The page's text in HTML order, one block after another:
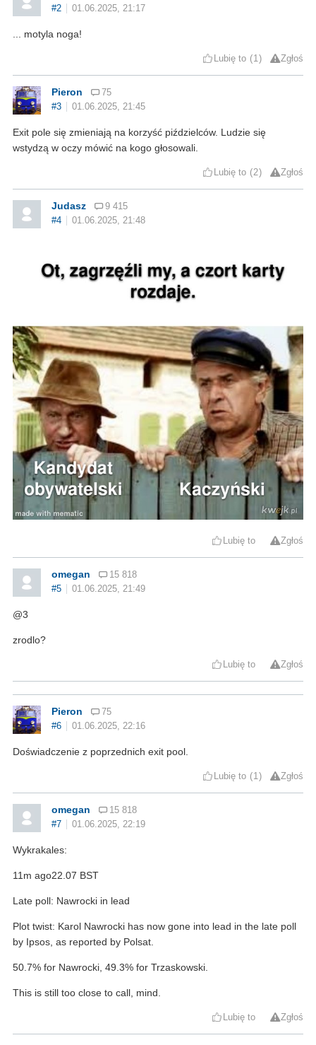
#2
01.06.2025, 21:17
... motyla noga!
Lubię to 1 Zgłoś
Pieron
75
#3
01.06.2025, 21:45
Exit pole się zmieniają na korzyść piździelców. Ludzie się
wstydzą w oczy mówić na kogo głosowali.
Lubię to 2 Zgłoś
Judasz
9 415
#4
01.06.2025, 21:48
Lubię to Zgłoś
omegan
15 818
#5
01.06.2025, 21:49
@3
zrodlo?
Lubię to Zgłoś
Pieron
75
#6
01.06.2025, 22:16
Doświadczenie z poprzednich exit pool.
Lubię to 1 Zgłoś
omegan
15 818
#7
01.06.2025, 22:19
Wykrakales:
11m ago22.07 BST
Late poll: Nawrocki in lead
Plot twist: Karol Nawrocki has now gone into lead in the late poll
by Ipsos, as reported by Polsat.
50.7% for Nawrocki, 49.3% for Trzaskowski.
This is still too close to call, mind.
Lubię to Zgłoś